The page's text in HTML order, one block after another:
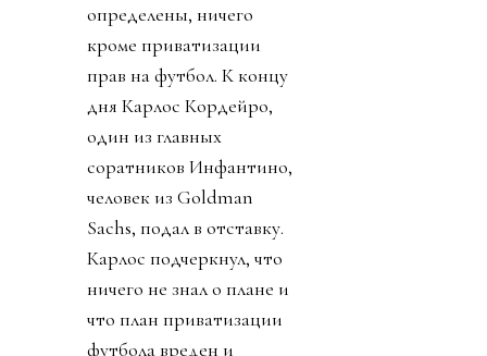
определены, ничего
кроме приватизации
прав на футбол. К концу
дня Карлос Кордейро,
один из главных
соратников Инфантино,
человек из Goldman
Sachs, подал в отставку.
Карлос подчеркнул, что
ничего не знал о плане и
что план приватизации
футбола вреден и